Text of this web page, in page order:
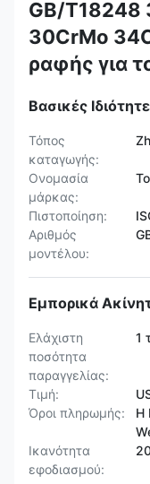
GB/T18248
30CrMo
ραφής για
Βασικές
Τόπος
καταγωγής:
Ονομασία
μάρκας:
Πιστοποίηση:
Αριθμός
μοντέλου:
Εμπορικά
Ελάχιστη
ποσότητα
παραγγελίας:
1
Τιμή:
Όροι πληρωμής:
Η
Ικανότητα
εφοδιασμού: